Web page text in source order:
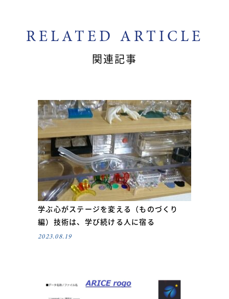
RELATED ARTICLE
関連記事
学ぶ心がステージを変える（ものづくり
編）技術は、学び続ける人に宿る
2023.08.19